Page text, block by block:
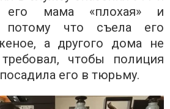
его мама «плохая» и
потому что съела его
а другого дома не
чтобы полиция
его в тюрьму.